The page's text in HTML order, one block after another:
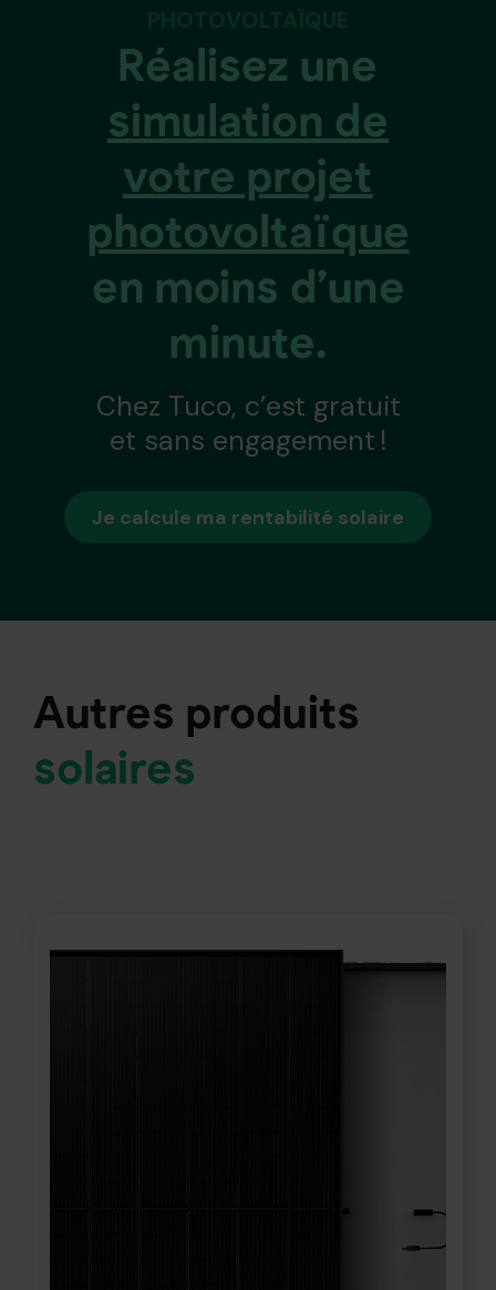
Réalisez une
simulation de
votre projet
photovoltaïque
en moins d’une
minute.
Chez Tuco, c’est gratuit
et sans engagement !
Je calcule ma rentabilité solaire
Autres produits
solaires